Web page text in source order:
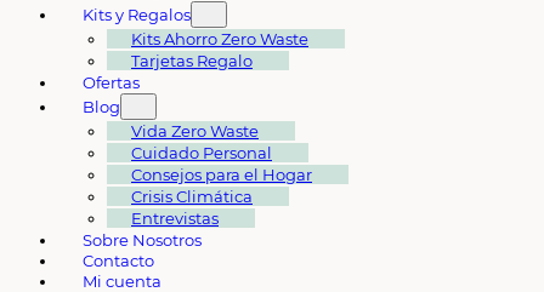
Kits y Regalos
Kits Ahorro Zero Waste
Tarjetas Regalo
Ofertas
Blog
Vida Zero Waste
Cuidado Personal
Consejos para el Hogar
Crisis Climática
Entrevistas
Sobre Nosotros
Contacto
Mi cuenta